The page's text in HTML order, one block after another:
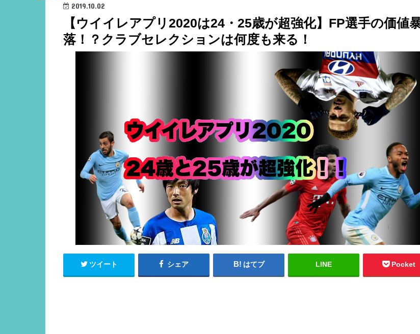
2019.10.02
【ウイイレアプリ2020は24・25歳が超強化】FP選手の価値
落！？クラブセレクションは何度も来る！
ツイート シェア はてブ LINE Pocket